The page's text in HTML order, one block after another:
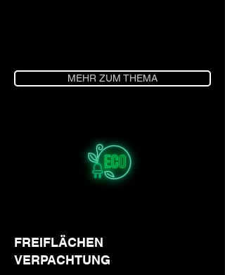
MEHR ZUM THEMA
FREIFLÄCHEN
VERPACHTUNG